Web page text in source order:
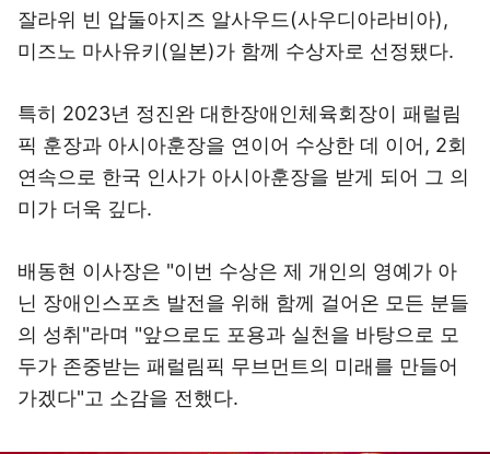
잘라위 빈 압둘아지즈 알사우드(사우디아라비아),
미즈노 마사유키(일본)가 함께 수상자로 선정됐다.
특히 2023년 정진완 대한장애인체육회장이 패럴림
픽 훈장과 아시아훈장을 연이어 수상한 데 이어, 2회
연속으로 한국 인사가 아시아훈장을 받게 되어 그 의
미가 더욱 깊다.
배동현 이사장은 "이번 수상은 제 개인의 영예가 아
닌 장애인스포츠 발전을 위해 함께 걸어온 모든 분들
의 성취"라며 "앞으로도 포용과 실천을 바탕으로 모
두가 존중받는 패럴림픽 무브먼트의 미래를 만들어
가겠다"고 소감을 전했다.